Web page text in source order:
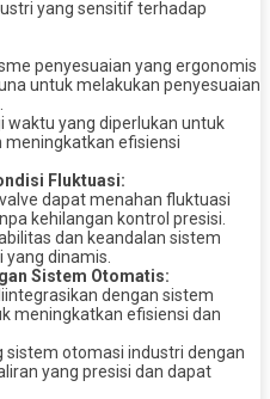
yang sensitif terhadap
penyesuaian yang ergonomis
untuk melakukan penyesuaian
waktu yang diperlukan untuk
efisiensi
Fluktuasi:
dapat menahan fluktuasi
kehilangan kontrol presisi.
dan keandalan sistem
dinamis.
Sistem Otomatis:
dengan sistem
meningkatkan efisiensi dan
sistem otomasi industri dengan
yang presisi dan dapat